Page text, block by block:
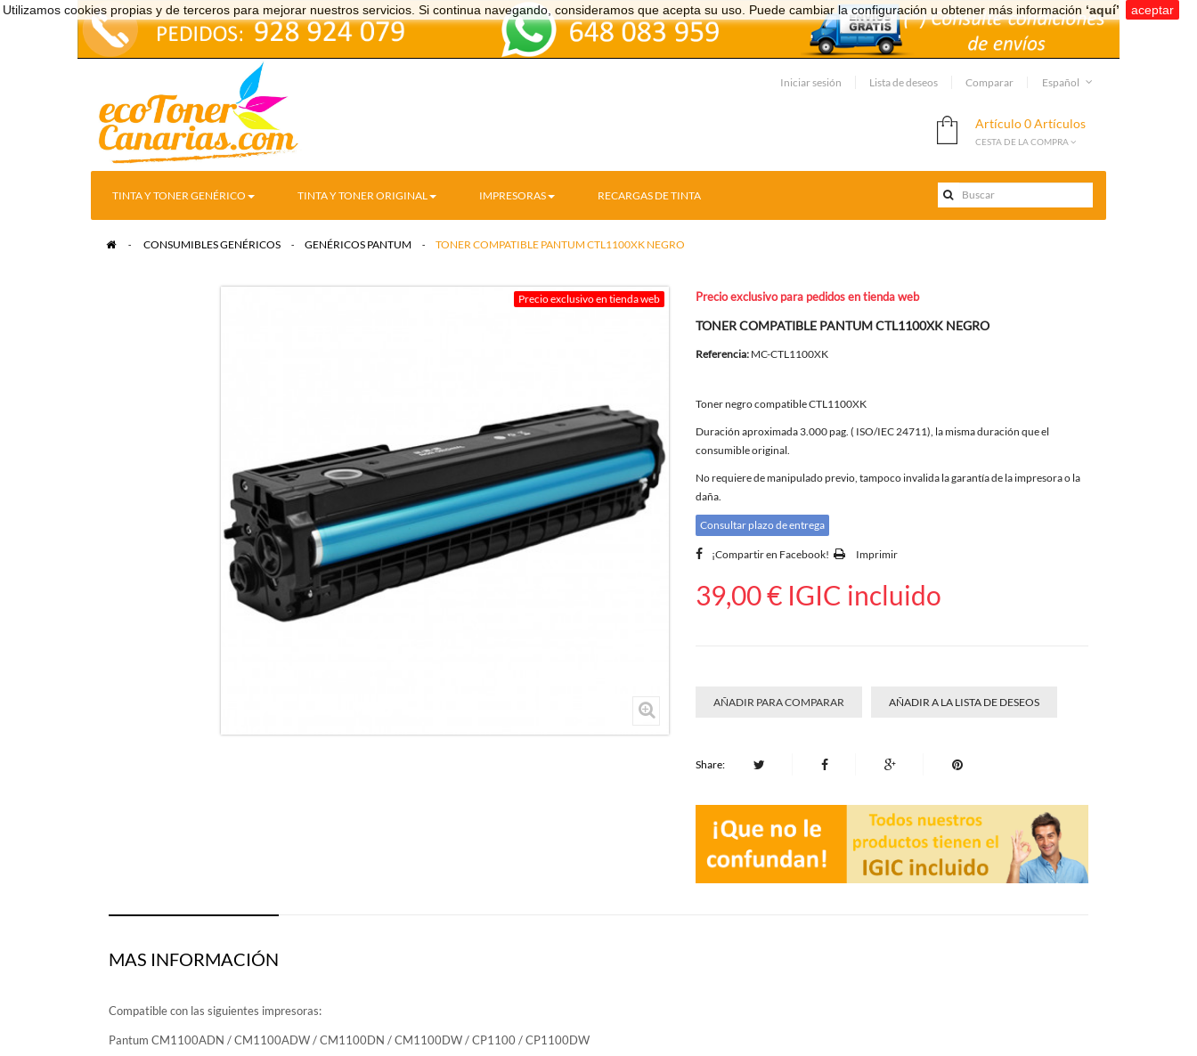
Utilizamos cookies propias y de terceros para mejorar nuestros servicios. Si continua navegando, consideramos que acepta su uso. Puede cambiar la configuración u obtener más información ‘aquí’ aceptar
Español
Iniciar sesión Lista de deseos Comparar
Artículo0 Artículos
CESTA DE LA COMPRA
TINTA Y TONER GENÉRICO TINTA Y TONER ORIGINAL IMPRESORAS RECARGAS DE TINTA
> CONSUMIBLES GENÉRICOS > GENÉRICOS PANTUM > TONER COMPATIBLE PANTUM CTL1100XK NEGRO
Precio exclusivo en tienda web Precio exclusivo para pedidos en tienda web
TONER COMPATIBLE PANTUM CTL1100XK NEGRO
Referencia: MC-CTL1100XK
Toner negro compatible CTL1100XK
Duración aproximada 3.000 pag. ( ISO/IEC 24711), la misma duración que el
consumible original.
No requiere de manipulado previo, tampoco invalida la garantía de la impresora o la
daña.
Consultar plazo de entrega
¡Compartir en Facebook! Imprimir
39,00 € IGIC incluido
AÑADIR PARA COMPARAR AÑADIR A LA LISTA DE DESEOS
Share:
MAS INFORMACIÓN
Compatible con las siguientes impresoras:
Pantum CM1100ADN / CM1100ADW / CM1100DN / CM1100DW / CP1100 / CP1100DW